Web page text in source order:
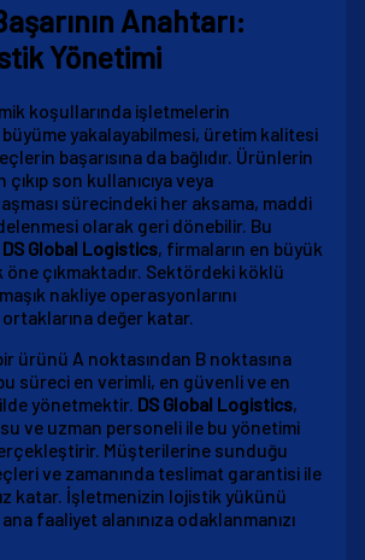
Anahtarı:
Yönetimi
koşullarında işletmelerin
yakalayabilmesi, üretim kalitesi
başarısına da bağlıdır. Ürünlerin
son kullanıcıya veya
sürecindeki her aksama, maddi
olarak geri dönebilir. Bu
DS Global Logistics, firmaların en büyük
çıkmaktadır. Sektördeki köklü
nakliye operasyonlarını
değer katar.
ürünü A noktasından B noktasına
süreci en verimli, en güvenli ve en
yönetmektir. DS Global Logistics,
ve uzman personeli ile bu yönetimi
Müşterilerine sunduğu
ve zamanında teslimat garantisi ile
katar. İşletmenizin lojistik yükünü
faaliyet alanınıza odaklanmanızı